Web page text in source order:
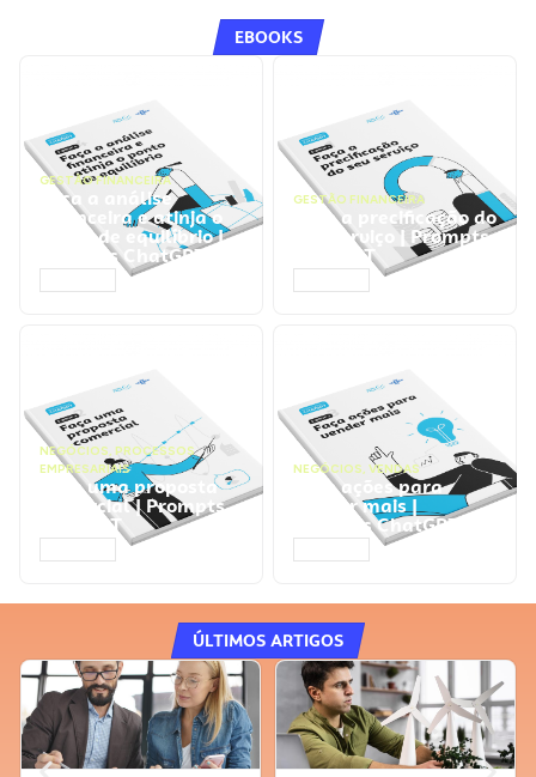
EBOOKS
GESTÃO FINANCEIRA
Faça a análise
financeira e atinja o
ponto de equilíbrio |
Prompts ChatGPT
GESTÃO FINANCEIRA
Faça a precificação do
seu serviço | Prompts
ChatGPT
NEGÓCIOS, PROCESSOS
EMPRESARIAIS
Faça uma proposta
comercial | Prompts
ChatGPT
NEGÓCIOS, VENDAS
Faça ações para
vender mais |
Prompts ChatGPT
ÚLTIMOS ARTIGOS